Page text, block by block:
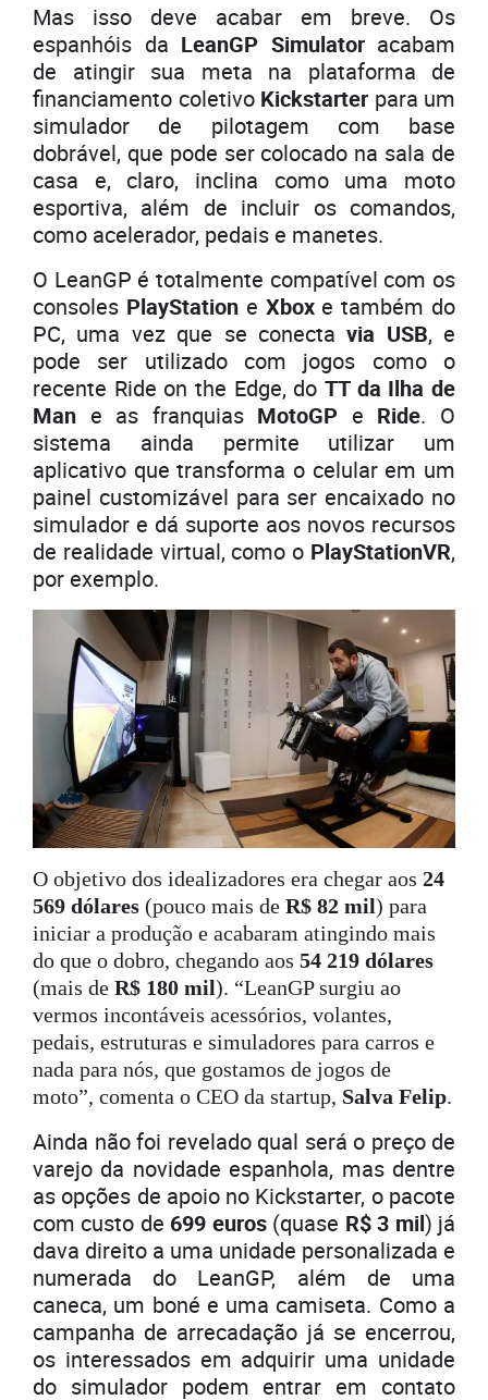
Mas isso deve acabar em breve. Os
espanhóis da LeanGP Simulatoracabam
de atingir sua meta na plataforma de
financiamento coletivo Kickstarter para um
simulador de pilotagem com base
dobrável, que pode ser colocado na sala de
casa e, claro, inclina como uma moto
esportiva, além de incluir os comandos,
como acelerador, pedais e manetes.
O LeanGP é totalmente compatível com os
consoles PlayStatione Xboxe também do
PC, uma vez que se conectavia USB, e
pode ser utilizado com jogos como o
recente Ride on the Edge, do TT da Ilha de
Man e as franquias MotoGP e Ride. O
sistema ainda permite utilizar um
aplicativo que transforma o celular em um
painel customizável para ser encaixado no
simulador e dá suporte aos novos recursos
de realidade virtual, como o PlayStationVR,
por exemplo.
O objetivo dos idealizadores era chegar aos 24
569 dólares (pouco mais de R$ 82 mil) para
iniciar a produção e acabaram atingindo mais
do que o dobro, chegando aos 54 219 dólares
(mais de R$ 180 mil). “LeanGP surgiu ao
vermos incontáveis acessórios, volantes,
pedais, estruturas e simuladores para carros e
nada para nós, que gostamos de jogos de
moto”, comenta o CEO da startup, Salva Felip.
Ainda não foi revelado qual será o preço de
varejo da novidade espanhola, mas dentre
as opções de apoio no Kickstarter, o pacote
com custo de 699 euros (quase R$ 3 mil) já
dava direito a uma unidade personalizada e
numerada do LeanGP, além de uma
caneca, um boné e uma camiseta. Como a
campanha de arrecadação já se encerrou,
os interessados em adquirir uma unidade
do simulador podem entrar em contato